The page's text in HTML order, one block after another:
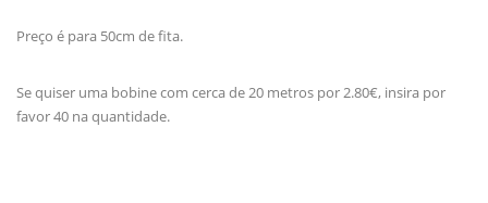
Preço é para 50cm de fita.
Se quiser uma bobine com cerca de 20 metros por 2.80€, insira por
favor 40 na quantidade.